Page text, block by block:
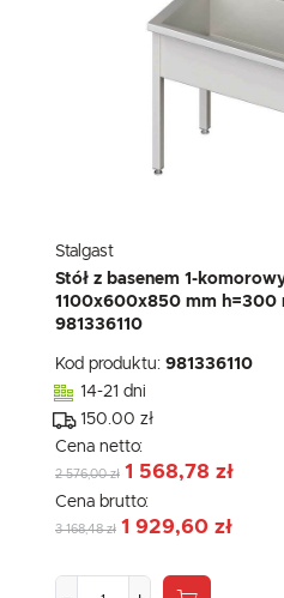
Stalgast
Stół z basenem 1-
1100x600x850 mm h=300
981336110
Kod produktu: 981336110
14-21 dni
150.00 zł
Cena netto:
2 576,00 zł 1 568,78 zł
Cena brutto:
3 168,48 zł 1 929,60 zł